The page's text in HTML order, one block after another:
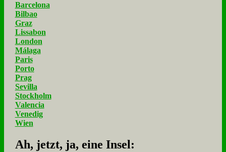
Barcelona
Bilbao
Graz
Lissabon
London
Málaga
Paris
Porto
Prag
Sevilla
Stockholm
Valencia
Venedig
Wien
Ah, jetzt, ja, ei­ne In­sel: